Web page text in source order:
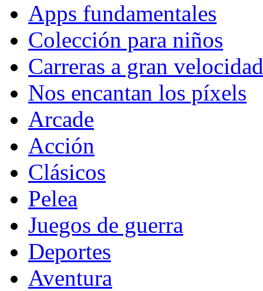
Apps fundamentales
Colección para niños
Carreras a gran velocidad
Nos encantan los píxels
Arcade
Acción
Clásicos
Pelea
Juegos de guerra
Deportes
Aventura